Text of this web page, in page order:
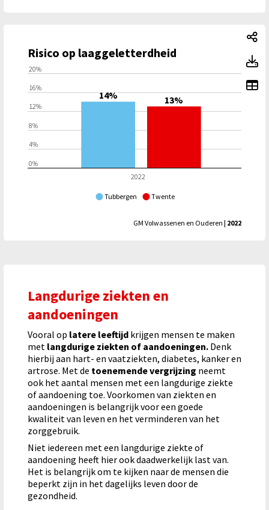
Risico op laaggeletterdheid
Tubbergen Twente
2022
0%
4%
8%
12%
16%
20%
14% 13%
GM Volwassenen en Ouderen | 2022
Langdurige ziekten en
aandoeningen
Vooral op latere leeftijd krijgen mensen te maken
met langdurige ziekten of aandoeningen. Denk
hierbij aan hart- en vaatziekten, diabetes, kanker en
artrose. Met de toenemende vergrijzing neemt
ook het aantal mensen met een langdurige ziekte
of aandoening toe. Voorkomen van ziekten en
aandoeningen is belangrijk voor een goede
kwaliteit van leven en het verminderen van het
zorggebruik.
Niet iedereen met een langdurige ziekte of
aandoening heeft hier ook daadwerkelijk last van.
Het is belangrijk om te kijken naar de mensen die
beperkt zijn in het dagelijks leven door de
gezondheid.